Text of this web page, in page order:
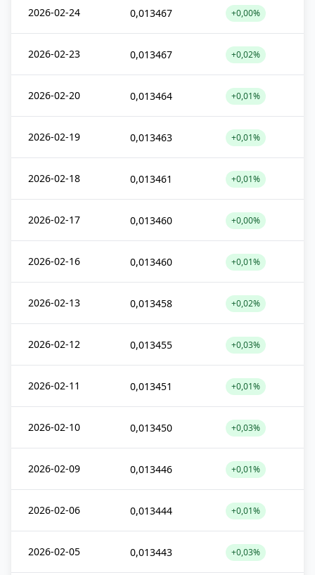
2026-02-24 0,013467 +0,00%
2026-02-23 0,013467 +0,02%
2026-02-20 0,013464 +0,01%
2026-02-19 0,013463 +0,01%
2026-02-18 0,013461 +0,01%
2026-02-17 0,013460 +0,00%
2026-02-16 0,013460 +0,01%
2026-02-13 0,013458 +0,02%
2026-02-12 0,013455 +0,03%
2026-02-11 0,013451 +0,01%
2026-02-10 0,013450 +0,03%
2026-02-09 0,013446 +0,01%
2026-02-06 0,013444 +0,01%
2026-02-05 0,013443 +0,03%